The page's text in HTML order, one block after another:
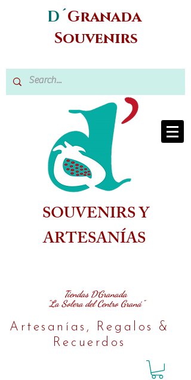
D´Granada
Souvenirs
SOUVENIRS Y
ARTESANÍAS
Tiendas D´Granada
"La Solera del Centro Graná"
Artesanías, Regalos &
Recuerdos